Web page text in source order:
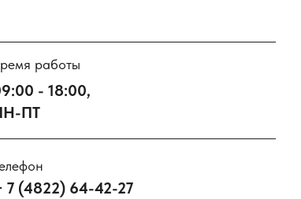
работы
- 18:00,
ПТ
7 (4822) 64-42-27